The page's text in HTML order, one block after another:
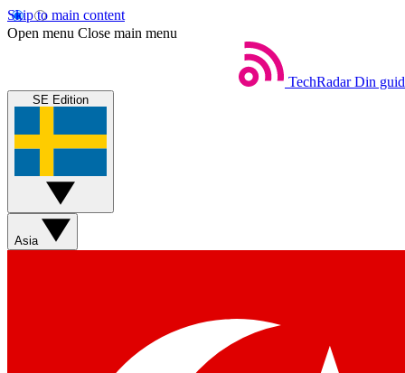
Skip to main content
Open menu Close main menu
TechRadar Din
SE Edition
Asia